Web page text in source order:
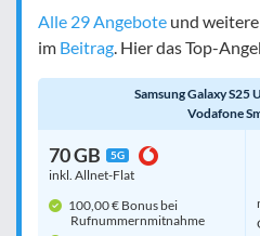
Alle 29 Angebote und
im Beitrag . Hier das Top-
Samsung Galaxy S25
Vodafone
70 GB 5G
inkl. Allnet-Flat
100,00 € Bonus bei
Rufnummern­mitnahme